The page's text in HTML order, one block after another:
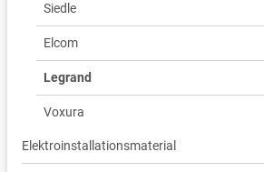
Siedle
Elcom
Legrand
Voxura
Elektroinstallationsmaterial